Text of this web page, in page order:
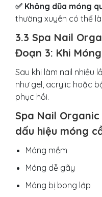
✅ Không dũa móng
thường xuyên có thể
3.3 Spa Nail
Đoạn 3: Khi
Sau khi làm nail nhiều
như gel, acrylic hoặc
phục hồi.
Spa Nail
dấu hiệu móng
Móng mềm
Móng dễ gãy
Móng bị bong lớp